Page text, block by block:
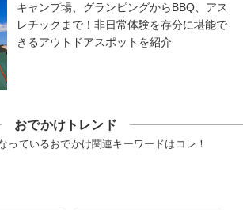
キャンプ場、グランピングからBBQ、アス
レチックまで！非日常体験を存分に堪能で
きるアウトドアスポットを紹介
おでかけトレンド
っているおでかけ関連キーワードはコレ！